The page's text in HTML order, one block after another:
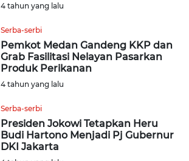
4 tahun yang lalu
Serba-serbi
Pemkot Medan Gandeng KKP dan
Grab Fasilitasi Nelayan Pasarkan
Produk Perikanan
4 tahun yang lalu
Serba-serbi
Presiden Jokowi Tetapkan Heru
Budi Hartono Menjadi Pj Gubernur
DKI Jakarta